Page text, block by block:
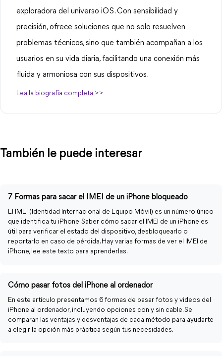
exploradora del universo iOS. Con sensibilidad y
precisión, ofrece soluciones que no solo resuelven
problemas técnicos, sino que también acompañan a los
usuarios en su vida diaria, facilitando una conexión más
fluida y armoniosa con sus dispositivos.
Lea la biografía completa >>
También le puede interesar
7 Formas para sacar el IMEI de un iPhone bloqueado
El IMEI (Identidad Internacional de Equipo Móvil) es un número único
que identifica tu iPhone. Saber cómo sacar el IMEI de un iPhone es
útil para verificar el estado del dispositivo, desbloquearlo o
reportarlo en caso de pérdida. Hay varias formas de ver el IMEI de
iPhone, lee este texto para aprenderlas.
Cómo pasar fotos del iPhone al ordenador
En este artículo presentamos 6 formas de pasar fotos y videos del
iPhone al ordenador, incluyendo opciones con y sin cable. Se
comparan las ventajas y desventajas de cada método para ayudarte
a elegir la opción más práctica según tus necesidades.